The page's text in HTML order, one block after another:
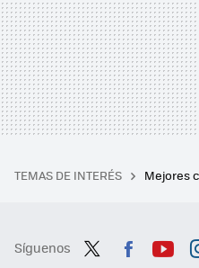
TEMAS DE INTERÉS Mejores
Síguenos